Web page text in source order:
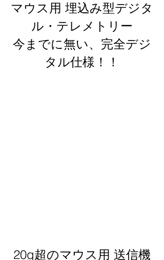
マウス用 埋込み型デジタ
ル・テレメトリー
今までに無い、完全デジ
タル仕様！！
20g超のマウス用 送信機